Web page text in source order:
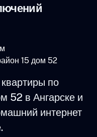
15 дом 52
по
52 в Ангарске и
интернет